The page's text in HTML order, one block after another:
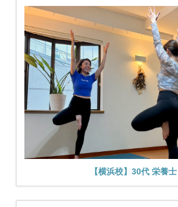
【横浜校】30代 栄養士